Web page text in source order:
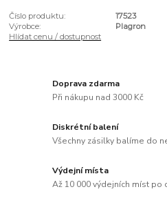
Číslo produktu:
17523
Výrobce:
Plagron
Hlídat cenu / dostupnost
Doprava zdarma
Při nákupu nad 3000 Kč
Diskrétní balení
Všechny zásilky balíme do
Výdejní místa
Až 10 000 výdejních míst po